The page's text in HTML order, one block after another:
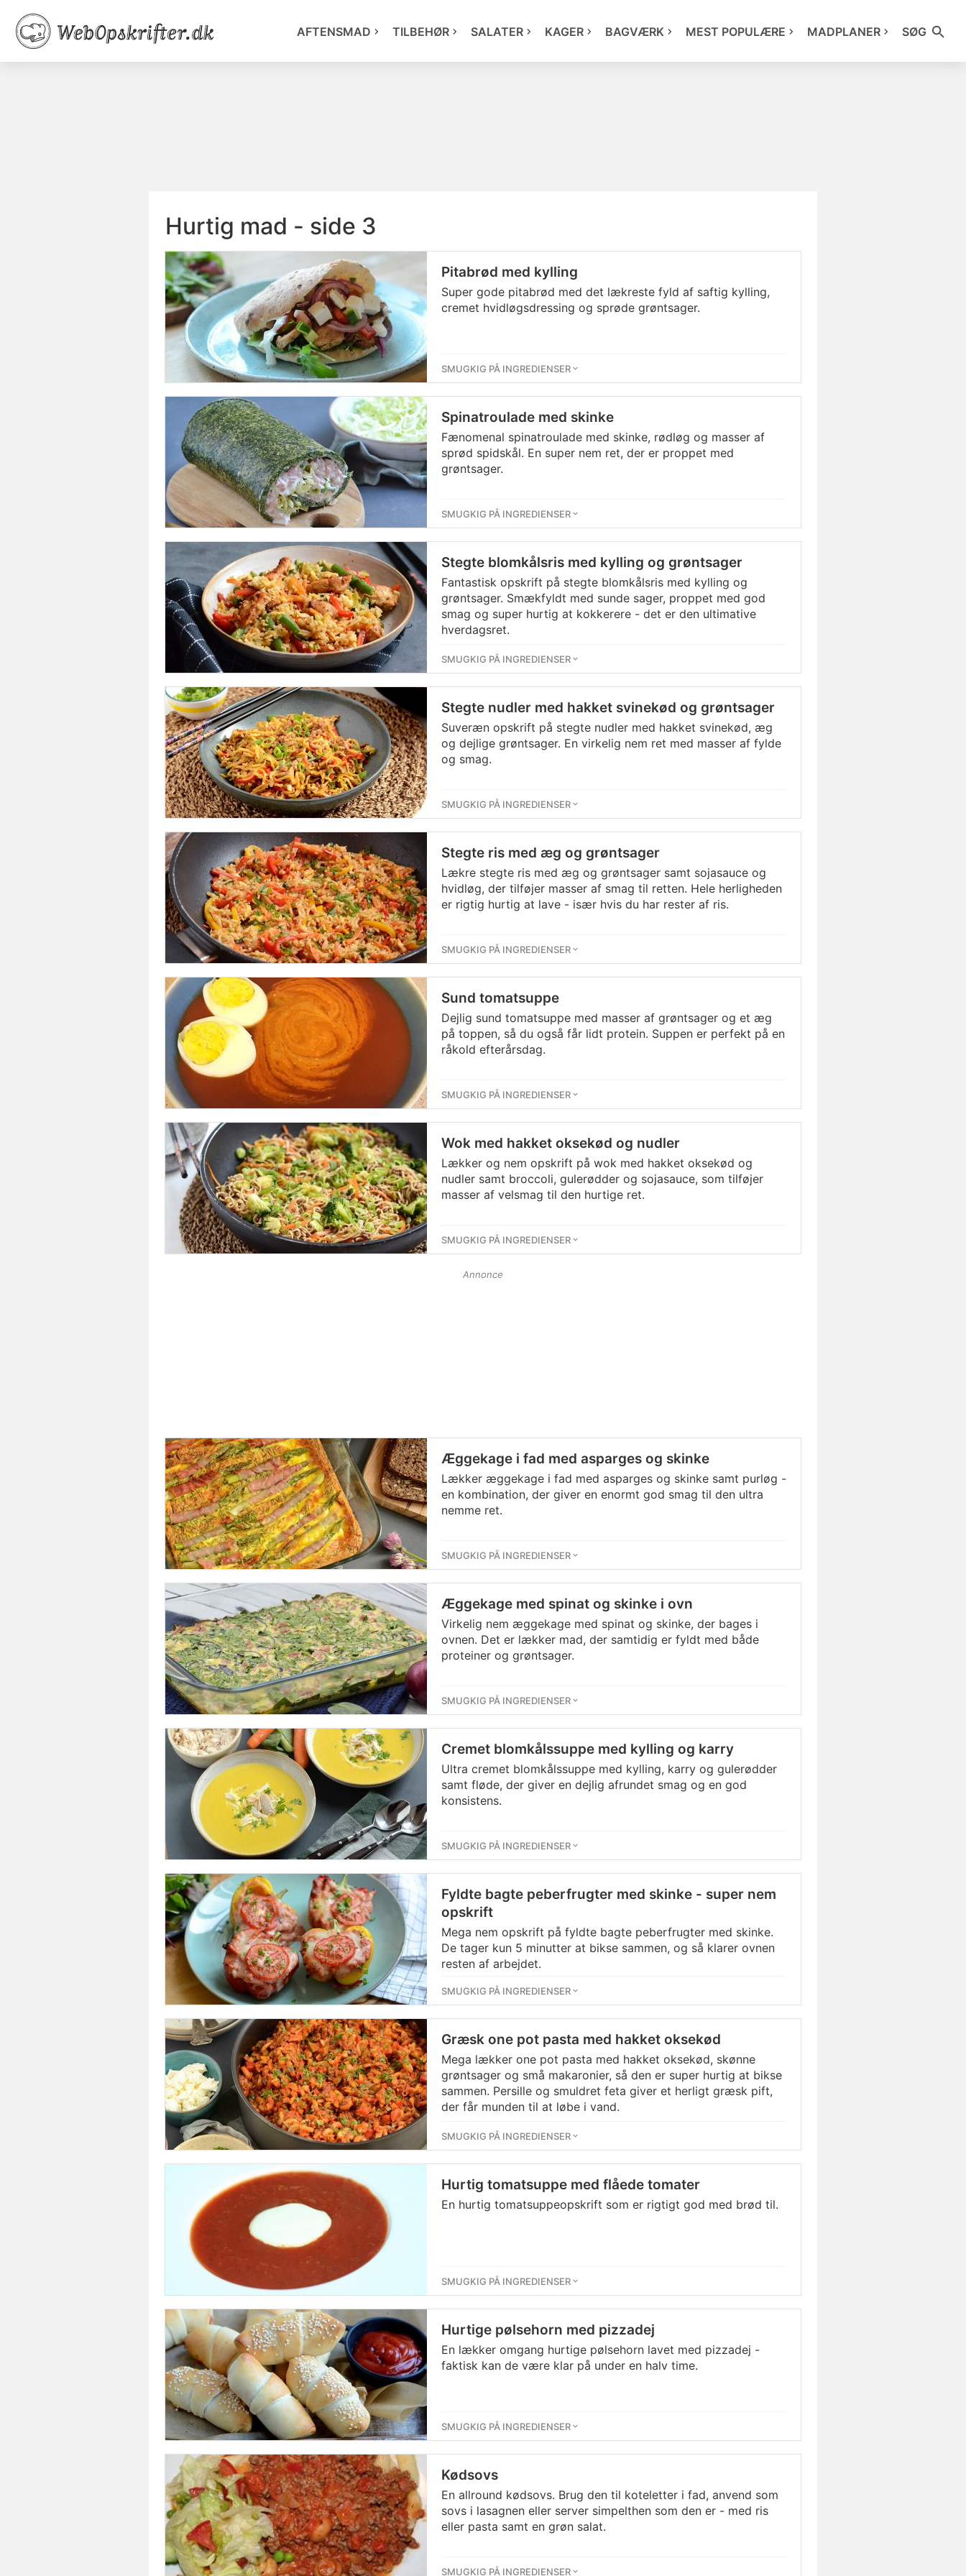
AFTENSMAD TILBEHØR SALATER KAGER BAGVÆRK MEST POPULÆRE MADPLANER SØG
Hurtig mad - side 3
Pitabrød med kylling
Super gode pitabrød med det lækreste fyld af saftig kylling,
cremet hvidløgsdressing og sprøde grøntsager.
SMUGKIG PÅ INGREDIENSER
Spinatroulade med skinke
Fænomenal spinatroulade med skinke, rødløg og masser af
sprød spidskål. En super nem ret, der er proppet med
grøntsager.
SMUGKIG PÅ INGREDIENSER
Stegte blomkålsris med kylling og grøntsager
Fantastisk opskrift på stegte blomkålsris med kylling og
grøntsager. Smækfyldt med sunde sager, proppet med god
smag og super hurtig at kokkerere - det er den ultimative
hverdagsret.
SMUGKIG PÅ INGREDIENSER
Stegte nudler med hakket svinekød og grøntsager
Suveræn opskrift på stegte nudler med hakket svinekød, æg
og dejlige grøntsager. En virkelig nem ret med masser af fylde
og smag.
SMUGKIG PÅ INGREDIENSER
Stegte ris med æg og grøntsager
Lækre stegte ris med æg og grøntsager samt sojasauce og
hvidløg, der tilføjer masser af smag til retten. Hele herligheden
er rigtig hurtig at lave - især hvis du har rester af ris.
SMUGKIG PÅ INGREDIENSER
Sund tomatsuppe
Dejlig sund tomatsuppe med masser af grøntsager og et æg
på toppen, så du også får lidt protein. Suppen er perfekt på en
råkold efterårsdag.
SMUGKIG PÅ INGREDIENSER
Wok med hakket oksekød og nudler
Lækker og nem opskrift på wok med hakket oksekød og
nudler samt broccoli, gulerødder og sojasauce, som tilføjer
masser af velsmag til den hurtige ret.
SMUGKIG PÅ INGREDIENSER
Annonce
Æggekage i fad med asparges og skinke
Lækker æggekage i fad med asparges og skinke samt purløg -
en kombination, der giver en enormt god smag til den ultra
nemme ret.
SMUGKIG PÅ INGREDIENSER
Æggekage med spinat og skinke i ovn
Virkelig nem æggekage med spinat og skinke, der bages i
ovnen. Det er lækker mad, der samtidig er fyldt med både
proteiner og grøntsager.
SMUGKIG PÅ INGREDIENSER
Cremet blomkålssuppe med kylling og karry
Ultra cremet blomkålssuppe med kylling, karry og gulerødder
samt fløde, der giver en dejlig afrundet smag og en god
konsistens.
SMUGKIG PÅ INGREDIENSER
Fyldte bagte peberfrugter med skinke - super nem
opskrift
Mega nem opskrift på fyldte bagte peberfrugter med skinke.
De tager kun 5 minutter at bikse sammen, og så klarer ovnen
resten af arbejdet.
SMUGKIG PÅ INGREDIENSER
Græsk one pot pasta med hakket oksekød
Mega lækker one pot pasta med hakket oksekød, skønne
grøntsager og små makaronier, så den er super hurtig at bikse
sammen. Persille og smuldret feta giver et herligt græsk pift,
der får munden til at løbe i vand.
SMUGKIG PÅ INGREDIENSER
Hurtig tomatsuppe med flåede tomater
En hurtig tomatsuppeopskrift som er rigtigt god med brød til.
SMUGKIG PÅ INGREDIENSER
Hurtige pølsehorn med pizzadej
En lækker omgang hurtige pølsehorn lavet med pizzadej -
faktisk kan de være klar på under en halv time.
SMUGKIG PÅ INGREDIENSER
Kødsovs
En allround kødsovs. Brug den til koteletter i fad, anvend som
sovs i lasagnen eller server simpelthen som den er - med ris
eller pasta samt en grøn salat.
SMUGKIG PÅ INGREDIENSER